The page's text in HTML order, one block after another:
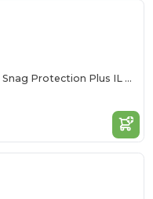
Ladies Advantage Snag Protection Plus IL Polo